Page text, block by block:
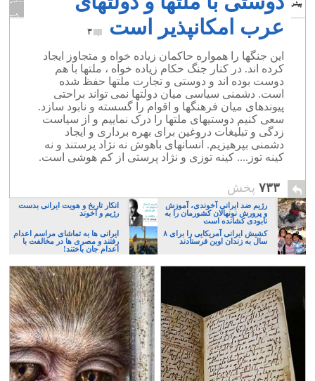
عرب امکانپذیر است
۳
این جنگها را همواره حاکمان زیاده خواه و متجاوز ایجاد
کرده اند. در کنار جنگ حکام زیاده خواه ، ملتها با هم
دوست بوده اند و دوستی و تجارت ملتها حفظ شده
است. دشمنی سیاسی میان دولتها نمی تواند براحتی
پیوندهای میان فرهنگها و اقوام را گسسته و نابود سازد.
سعی کنیم دوستیهای ملتها را درک نماییم و از سیاست
زدگی و تبلیغات دروغین برای بهره برداری و ایجاد
دشمنی بپرهیزیم. انسانهای باهوش نه نژاد پرستند و نه
کینه توز.... کینه توزی و نژاد پرستی از کم هوشی است.
۷۳۳ پخش
رژیم ضد ایرانی آخوندی، آموزش
و پرورش نونهالان کشورمان را به
نابودی کشانده است
انکار تاریخ و هویت ایرانی بدست
رژیم و آخوند
کشیش ایرانی آمریکایی را برای ۸
سال به زندان اوین فرستادند
ایرانی ها به تماشای مراسم اعدام
رفتند و مصری ها در مخالفت با
اعدام جان باختند!